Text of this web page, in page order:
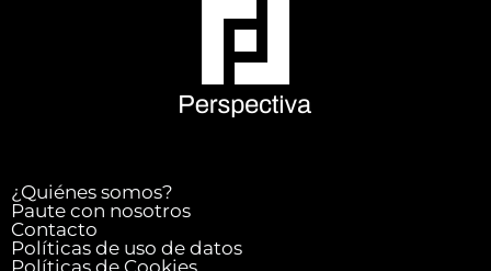
¿Quiénes somos?
Paute con nosotros
Contacto
Políticas de uso de datos